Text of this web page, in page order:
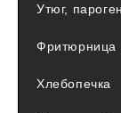
Утюг,
Фритюрница
Хлебопечка